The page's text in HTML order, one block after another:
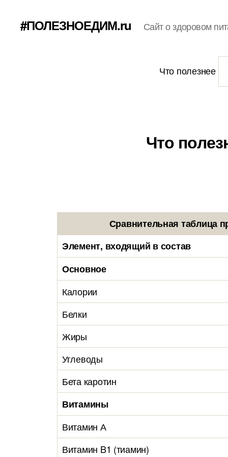
#ПОЛЕЗНОЕДИМ.ru Сайт о здоровом
Что полезнее
Что
Сравнительная таблица
Элемент, входящий в состав
Основное
Калории
Белки
Жиры
Углеводы
Бета каротин
Витамины
Витамин А
Витамин B1 (тиамин)